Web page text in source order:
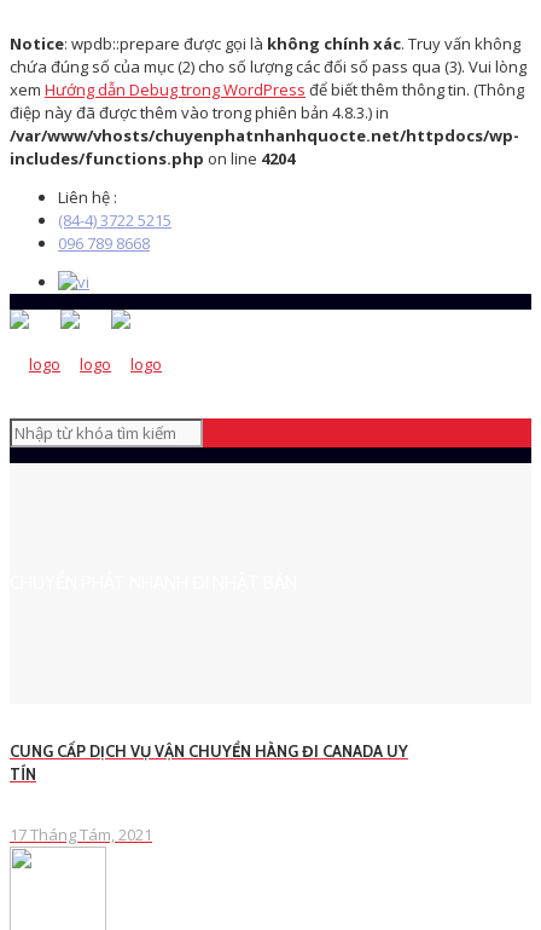
Notice: wpdb::prepare được gọi là không chính xác. Truy vấn không
chứa đúng số của mục (2) cho số lượng các đối số pass qua (3). Vui lòng
xem Hướng dẫn Debug trong WordPress để biết thêm thông tin. (Thông
điệp này đã được thêm vào trong phiên bản 4.8.3.) in
/var/www/vhosts/chuyenphatnhanhquocte.net/httpdocs/wp-
includes/functions.php on line 4204
Liên hệ :
(84-4) 3722 5215
096 789 8668
CUNG CẤP DỊCH VỤ VẬN CHUYỂN HÀNG ĐI CANADA UY
TÍN
17 Tháng Tám, 2021